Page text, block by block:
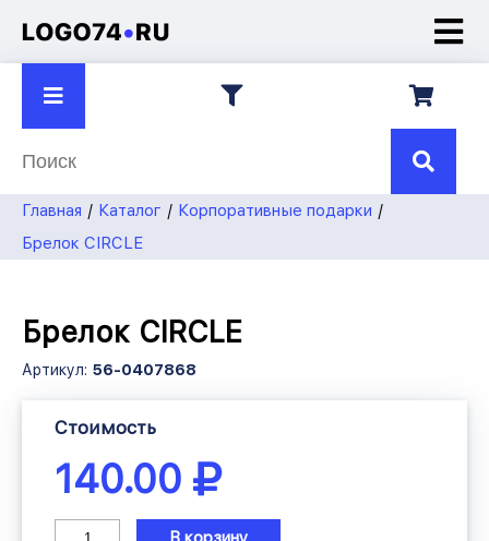
Контакты
8 922750-45-70
7504570@mail.ru
Главная Каталог
Корпоративные подарки
Брелок CIRCLE
Брелок CIRCLE
Артикул: 56-0407868
Стоимость
140.00